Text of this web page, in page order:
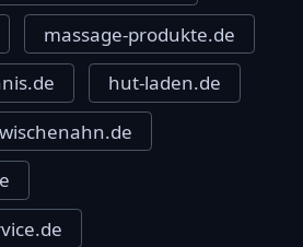
massage-produkte.de
hut-laden.de